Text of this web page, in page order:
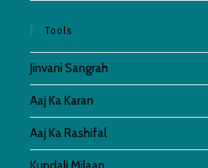
Tools
Jinvani Sangrah
Aaj Ka Karan
Aaj Ka Rashifal